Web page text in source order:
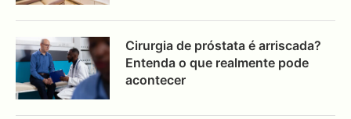
Cirurgia de próstata é arriscada?
Entenda o que realmente pode
acontecer